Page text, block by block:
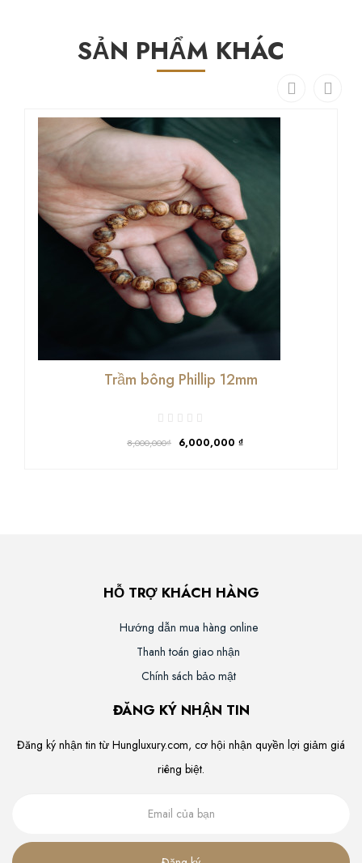
SẢN PHẨM KHÁC
Trầm bông Phillip 12mm
8,000,000₫ 6,000,000 ₫
HỖ TRỢ KHÁCH HÀNG
Hướng dẫn mua hàng online
Thanh toán giao nhận
Chính sách bảo mật
ĐĂNG KÝ NHẬN TIN
Đăng ký nhận tin từ Hungluxury.com, cơ hội nhận quyền lợi giảm giá
riêng biệt.